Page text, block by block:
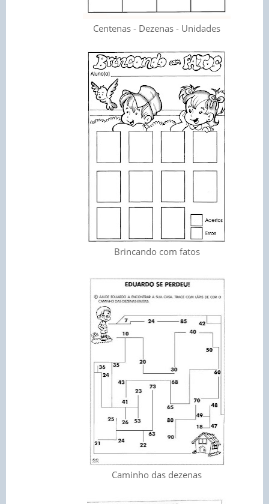
Centenas - Dezenas - Unidades
Brincando com fatos
Caminho das dezenas